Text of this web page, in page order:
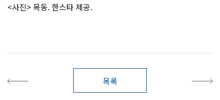
<사진> 목동. 한스타 제공.
목록